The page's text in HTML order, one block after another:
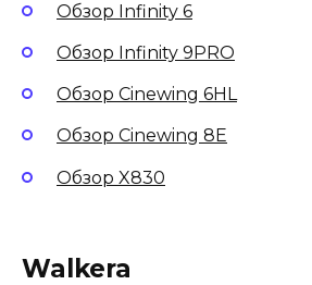
Обзор Infinity 6
Обзор Infinity 9PRO
Обзор Cinewing 6HL
Обзор Cinewing 8E
Обзор X830
Walkera